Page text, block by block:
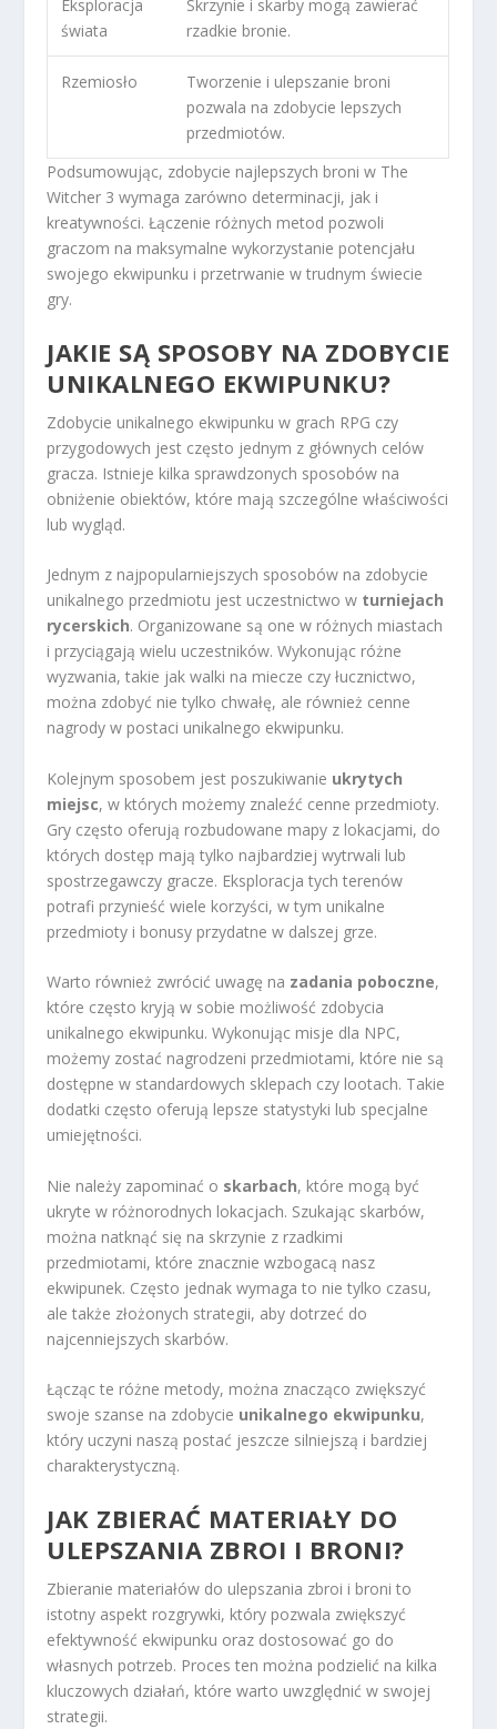
Eksploracja
świata
Skrzynie i skarby mogą zawierać
rzadkie bronie.
Rzemiosło
Tworzenie i ulepszanie broni
pozwala na zdobycie lepszych
przedmiotów.
Podsumowując, zdobycie najlepszych broni w The
Witcher 3 wymaga zarówno determinacji, jak i
kreatywności. Łączenie różnych metod pozwoli
graczom na maksymalne wykorzystanie potencjału
swojego ekwipunku i przetrwanie w trudnym świecie
gry.
JAKIE SĄ SPOSOBY NA ZDOBYCIE
UNIKALNEGO EKWIPUNKU?
Zdobycie unikalnego ekwipunku w grach RPG czy
przygodowych jest często jednym z głównych celów
gracza. Istnieje kilka sprawdzonych sposobów na
obniżenie obiektów, które mają szczególne właściwości
lub wygląd.
Jednym z najpopularniejszych sposobów na zdobycie
unikalnego przedmiotu jest uczestnictwo w turniejach
rycerskich. Organizowane są one w różnych miastach
i przyciągają wielu uczestników. Wykonując różne
wyzwania, takie jak walki na miecze czy łucznictwo,
można zdobyć nie tylko chwałę, ale również cenne
nagrody w postaci unikalnego ekwipunku.
Kolejnym sposobem jest poszukiwanie ukrytych
miejsc, w których możemy znaleźć cenne przedmioty.
Gry często oferują rozbudowane mapy z lokacjami, do
których dostęp mają tylko najbardziej wytrwali lub
spostrzegawczy gracze. Eksploracja tych terenów
potrafi przynieść wiele korzyści, w tym unikalne
przedmioty i bonusy przydatne w dalszej grze.
Warto również zwrócić uwagę na zadania poboczne,
które często kryją w sobie możliwość zdobycia
unikalnego ekwipunku. Wykonując misje dla NPC,
możemy zostać nagrodzeni przedmiotami, które nie są
dostępne w standardowych sklepach czy lootach. Takie
dodatki często oferują lepsze statystyki lub specjalne
umiejętności.
Nie należy zapominać o skarbach, które mogą być
ukryte w różnorodnych lokacjach. Szukając skarbów,
można natknąć się na skrzynie z rzadkimi
przedmiotami, które znacznie wzbogacą nasz
ekwipunek. Często jednak wymaga to nie tylko czasu,
ale także złożonych strategii, aby dotrzeć do
najcenniejszych skarbów.
Łącząc te różne metody, można znacząco zwiększyć
swoje szanse na zdobycie unikalnego ekwipunku,
który uczyni naszą postać jeszcze silniejszą i bardziej
charakterystyczną.
JAK ZBIERAĆ MATERIAŁY DO
ULEPSZANIA ZBROI I BRONI?
Zbieranie materiałów do ulepszania zbroi i broni to
istotny aspekt rozgrywki, który pozwala zwiększyć
efektywność ekwipunku oraz dostosować go do
własnych potrzeb. Proces ten można podzielić na kilka
kluczowych działań, które warto uwzględnić w swojej
strategii.